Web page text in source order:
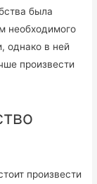
была
необходимого
однако в ней
произвести
произвести